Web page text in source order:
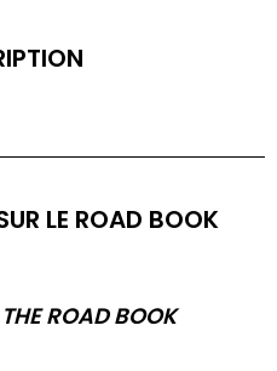
LE ROAD BOOK
ROAD BOOK